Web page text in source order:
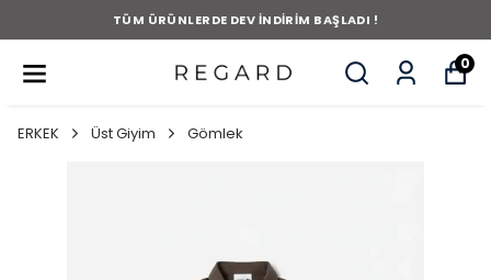
TÜM ÜRÜNLERDE DEV İNDİRİM BAŞLADI !
0
ERKEK Üst Giyim Gömlek